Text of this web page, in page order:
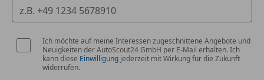
weitere interessante Fahrzeuge auf
www.kfzlechner.at
Hinweis:
Ich möchte auf meine Interessen zugeschnittene Angebote und
Neuigkeiten der AutoScout24 GmbH per E-Mail erhalten. Ich
kann diese Einwilligung jederzeit mit Wirkung für die Zukunft
widerrufen.